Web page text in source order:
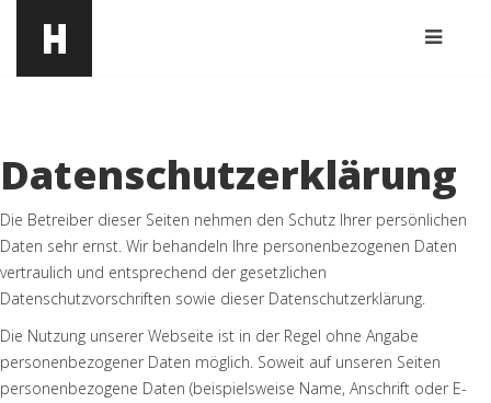
Datenschutzerklärung
Die Betreiber dieser Seiten nehmen den Schutz Ihrer persönlichen
Daten sehr ernst. Wir behandeln Ihre personenbezogenen Daten
vertraulich und entsprechend der gesetzlichen
Datenschutzvorschriften sowie dieser Datenschutzerklärung.
Die Nutzung unserer Webseite ist in der Regel ohne Angabe
personenbezogener Daten möglich. Soweit auf unseren Seiten
personenbezogene Daten (beispielsweise Name, Anschrift oder E-